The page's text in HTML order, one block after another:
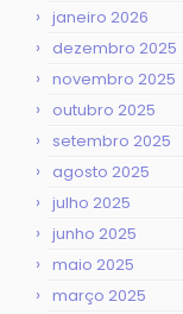
janeiro 2026
dezembro 2025
novembro 2025
outubro 2025
setembro 2025
agosto 2025
julho 2025
junho 2025
maio 2025
março 2025